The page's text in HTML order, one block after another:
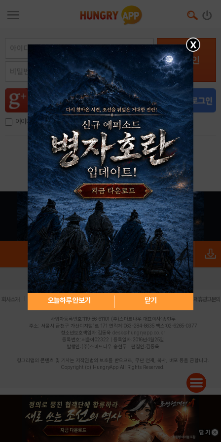
로그인
아이디, 이메일 저장
아이디 / 비밀번호 찾기 회원가입
X
오늘하루 안보기 닫기
로그인 PC버전 전체앱
회사소개 | 개인정보 처리방침 불법촬영물 신고센터 제휴광고문의
사업자등록번호:119-86-61101 (주)스마트나우 대표이사:송현두
주소: 서울시 금천구 가산디지털1로 171 연락처:063-284-8635 팩스:02-6265-0377
청소년보호책임자:김동욱 desk@hungryapp.co.kr
등록번호:서울아02322 | 등록일자:2016년4월25일
발행인:(주)스마트나우 송현두 | 편집인:김동욱
헝그리앱의 콘텐츠 및 기사는 저작권법의 보호를 받으므로, 무단 전재, 복사, 배포 등을 금합니다.
Copyright (c) HungryApp All Rights Reserved.